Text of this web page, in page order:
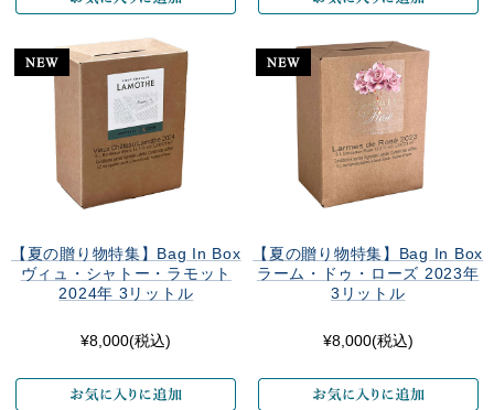
【夏の贈り物特集】Bag In Box
ヴィュ・シャトー・ラモット
2024年 3リットル
¥8,000(税込)
【夏の贈り物特集】Bag In Box
ラーム・ドゥ・ローズ 2023年
3リットル
¥8,000(税込)